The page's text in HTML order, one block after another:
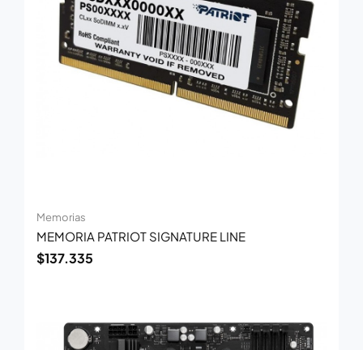
Memorias
MEMORIA PATRIOT SIGNATURE LINE
$137.335